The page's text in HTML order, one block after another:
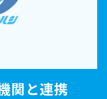
関と連携